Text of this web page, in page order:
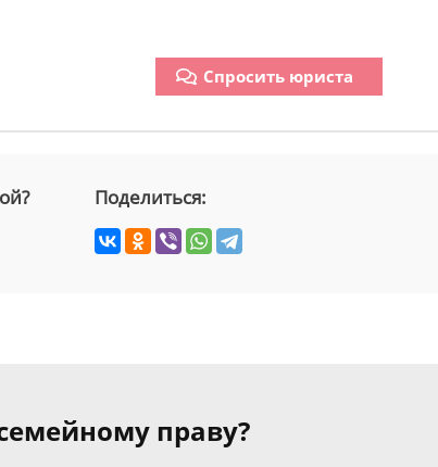
Спросить юриста
Поделиться:
праву?